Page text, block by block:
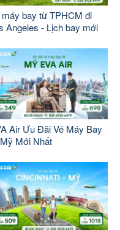
máy bay từ TPHCM đi
Angeles - Lịch bay mới
Air Ưu Đãi Vé Máy Bay
Mới Nhất